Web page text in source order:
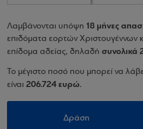
Λαμβάνονται υπόψη 18 μήνες
επιδόματα εορτών Χριστουγέννων
επίδομα αδείας, δηλαδή συνολικά
Το μέγιστο ποσό που μπορεί να
είναι 206.724 ευρώ.
Δράση